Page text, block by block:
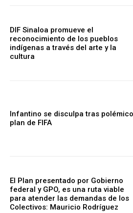
DIF Sinaloa promueve el
reconocimiento de los pueblos
indígenas a través del arte y la
cultura
Infantino se disculpa tras polémico
plan de FIFA
El Plan presentado por Gobierno
federal y GPO, es una ruta viable
para atender las demandas de los
Colectivos: Mauricio Rodríguez